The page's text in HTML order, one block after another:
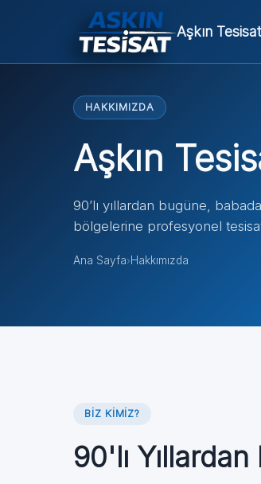
Aşkın Tesisat
HAKKIMIZDA
Aşkın
90’lı yıllardan bugüne,
bölgelerine profesyonel
Ana Sayfa Hakkımızda
BIZ KIMIZ?
90'lı